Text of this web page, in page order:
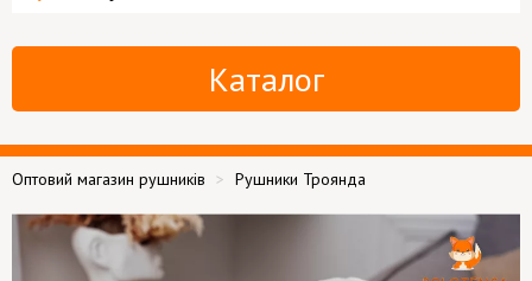
Каталог
Оптовий магазин рушників Рушники Троянда